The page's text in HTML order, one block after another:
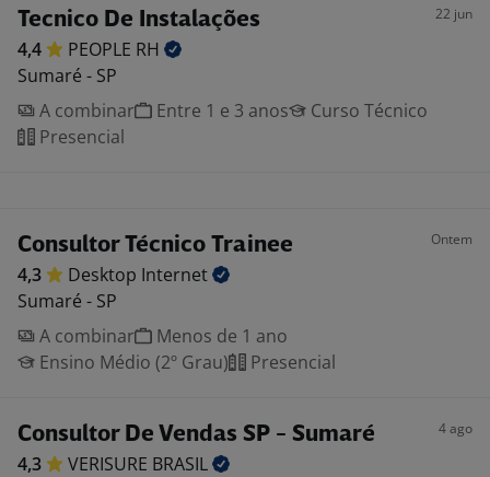
Tecnico De Instalações 22 jun
4,4 PEOPLE RH
Sumaré - SP
A combinar
Entre 1 e 3 anos
Curso Técnico
Presencial
Consultor Técnico Trainee Ontem
4,3 Desktop Internet
Sumaré - SP
A combinar
Menos de 1 ano
Ensino Médio (2º Grau)
Presencial
Consultor De Vendas SP - Sumaré 4 ago
4,3 VERISURE BRASIL